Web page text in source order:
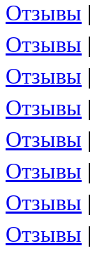
Отзывы |
Отзывы |
Отзывы |
Отзывы |
Отзывы |
Отзывы |
Отзывы |
Отзывы |